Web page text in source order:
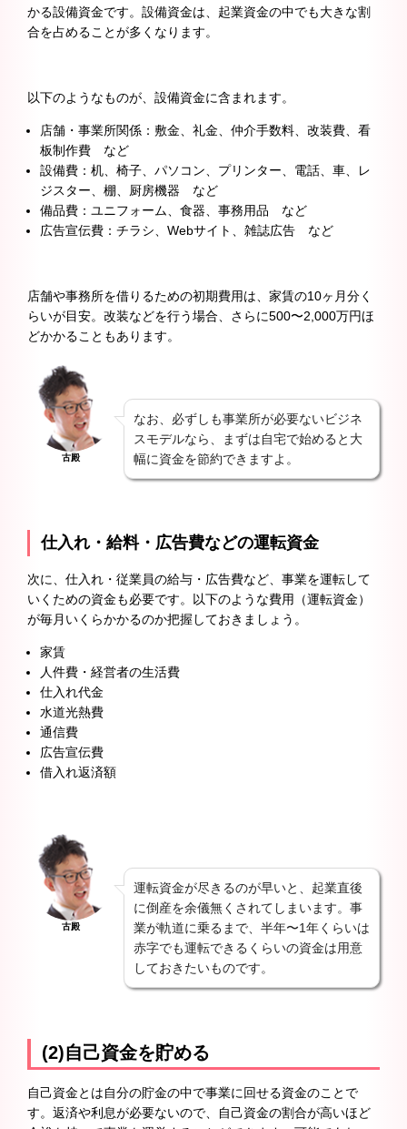
かる設備資金です。設備資金は、起業資金の中でも大きな割
合を占めることが多くなります。
以下のようなものが、設備資金に含まれます。
店舗・事業所関係：敷金、礼金、仲介手数料、改装費、看
板制作費 など
設備費：机、椅子、パソコン、プリンター、電話、車、レ
ジスター、棚、厨房機器 など
備品費：ユニフォーム、食器、事務用品 など
広告宣伝費：チラシ、Webサイト、雑誌広告 など
店舗や事務所を借りるための初期費用は、家賃の10ヶ月分く
らいが目安。改装などを行う場合、さらに500〜2,000万円ほ
どかかることもあります。
古殿
なお、必ずしも事業所が必要ないビジネ
スモデルなら、まずは自宅で始めると大
幅に資金を節約できますよ。
仕入れ・給料・広告費などの運転資金
次に、仕入れ・従業員の給与・広告費など、事業を運転して
いくための資金も必要です。以下のような費用（運転資金）
が毎月いくらかかるのか把握しておきましょう。
家賃
人件費・経営者の生活費
仕入れ代金
水道光熱費
通信費
広告宣伝費
借入れ返済額
古殿
運転資金が尽きるのが早いと、起業直後
に倒産を余儀無くされてしまいます。事
業が軌道に乗るまで、半年〜1年くらいは
赤字でも運転できるくらいの資金は用意
しておきたいものです。
(2)自己資金を貯める
自己資金とは自分の貯金の中で事業に回せる資金のことで
す。返済や利息が必要ないので、自己資金の割合が高いほど